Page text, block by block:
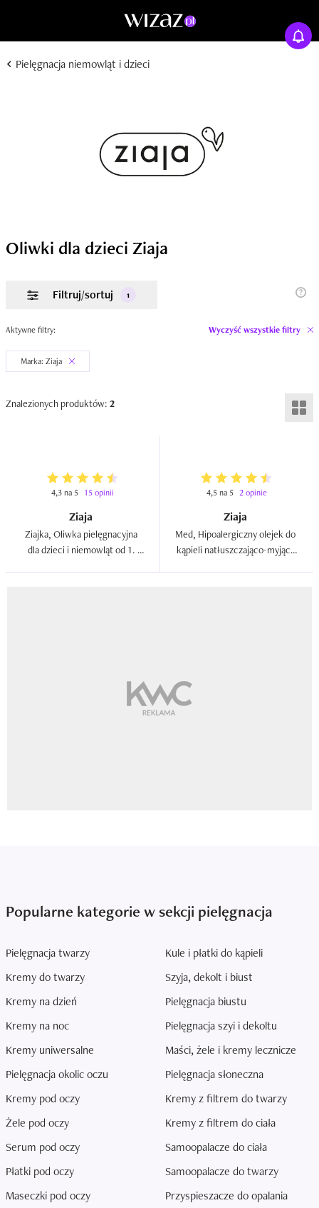
Pielęgnacja niemowląt i dzieci
Oliwki dla dzieci Ziaja
Filtruj/sortuj 1
Aktywne filtry: Wyczyść wszystkie filtry
Marka: Ziaja
Znalezionych produktów: 2
4,3 na 5 15 opinii
Ziaja
Ziajka, Oliwka pielęgnacyjna
dla dzieci i niemowląt od 1.
4,5 na 5 2 opinie
Ziaja
Med, Hipoalergiczny olejek do
kąpieli natłuszczająco-myjący
Popularne kategorie w sekcji pielęgnacja
Pielęgnacja twarzy
Kremy do twarzy
Kremy na dzień
Kremy na noc
Kremy uniwersalne
Pielęgnacja okolic oczu
Kremy pod oczy
Żele pod oczy
Serum pod oczy
Płatki pod oczy
Maseczki pod oczy
Kule i płatki do kąpieli
Szyja, dekolt i biust
Pielęgnacja biustu
Pielęgnacja szyi i dekoltu
Maści, żele i kremy lecznicze
Pielęgnacja słoneczna
Kremy z filtrem do twarzy
Kremy z filtrem do ciała
Samoopalacze do ciała
Samoopalacze do twarzy
Przyspieszacze do opalania